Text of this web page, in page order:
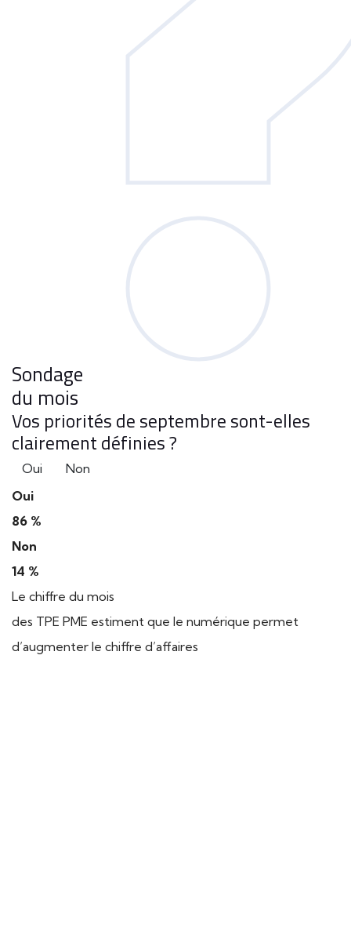
Sondage
du mois
Vos priorités de septembre sont-elles
clairement définies ?
Oui
Non
Oui
86 %
Non
14 %
Le chiffre du mois
des TPE PME estiment que le numérique permet
d’augmenter le chiffre d’affaires